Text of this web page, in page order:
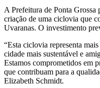
A Prefeitura de Ponta
criação de uma ciclovia que
Uvaranas. O investimento
“Esta ciclovia representa
cidade mais sustentável e
Estamos comprometidos em
que contribuam para a
Elizabeth Schmidt.